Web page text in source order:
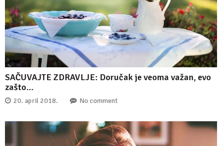
SAČUVAJTE ZDRAVLJE: Doručak je veoma važan, evo
zašto…
20. april 2018. No comment